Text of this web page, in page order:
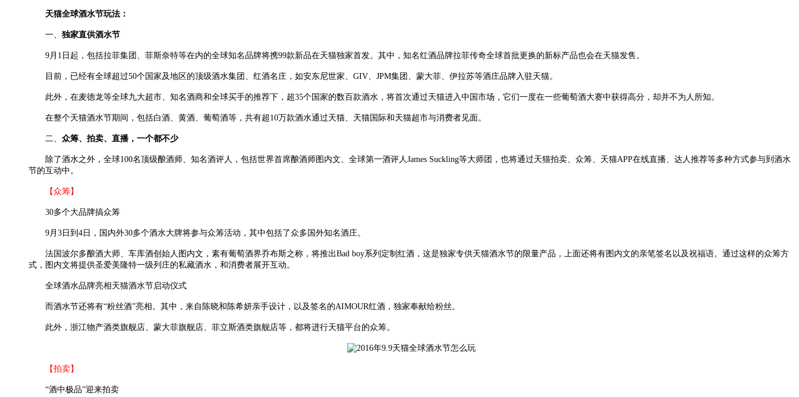
天猫全球酒水节玩法：
一、 独家直供酒水节
9月1日起，包括拉菲集团、菲斯奈特等在内的全球知名品牌将携99款新品在天猫独家首发。其中，知名红酒品牌拉菲传奇全球首批更换的新标产品也会在天猫发售。
目前，已经有全球超过50个国家及地区的顶级酒水集团、红酒名庄，如安东尼世家、GIV、JPM集团、蒙大菲、伊拉苏等酒庄品牌入驻天猫。
此外，在麦德龙等全球九大超市、知名酒商和全球买手的推荐下，超35个国家的数百款酒水，将首次通过天猫进入中国市场，它们一度在一些葡萄酒大赛中获得高分，却并不为人所知。
在整个天猫酒水节期间，包括白酒、黄酒、葡萄酒等，共有超10万款酒水通过天猫、天猫国际和天猫超市与消费者见面。
二、 众筹、拍卖、直播，一个都不少
除了酒水之外，全球100名顶级酿酒师、知名酒评人，包括世界首席酿酒师图内文、全球第一酒评人James Suckling等大师团，也将通过天猫拍卖、众筹、天猫APP在线直播、达人推荐等多种方式参与到酒水
节的互动中。
【众筹】
30多个大品牌搞众筹
9月3日到4日，国内外30多个酒水大牌将参与众筹活动，其中包括了众多国外知名酒庄。
法国波尔多酿酒大师、车库酒创始人图内文，素有葡萄酒界乔布斯之称，将推出Bad boy系列定制红酒，这是独家专供天猫酒水节的限量产品，上面还将有图内文的亲笔签名以及祝福语。通过这样的众筹方
式，图内文将提供圣爱美隆特一级列庄的私藏酒水，和消费者展开互动。
全球酒水品牌亮相天猫酒水节启动仪式
而酒水节还将有“粉丝酒”亮相。其中，来自陈晓和陈希妍亲手设计，以及签名的AIMOUR红酒，独家奉献给粉丝。
此外，浙江物产酒类旗舰店、蒙大菲旗舰店、菲立斯酒类旗舰店等，都将进行天猫平台的众筹。
【拍卖】
“酒中极品”迎来拍卖